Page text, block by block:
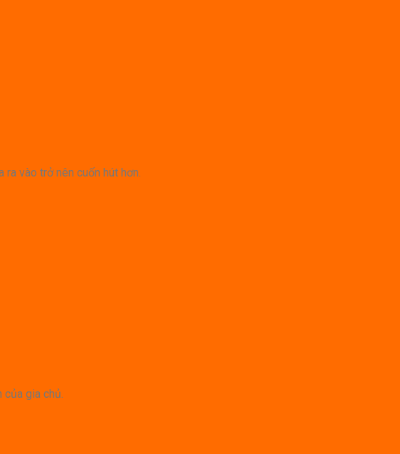
vào trở nên cuốn hút hơn.
của gia chủ.